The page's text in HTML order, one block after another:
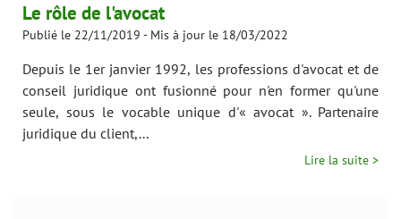
Le rôle de l'avocat
Publié le 22/11/2019 - Mis à jour le 18/03/2022
Depuis le 1er janvier 1992, les professions d'avocat et de
conseil juridique ont fusionné pour n'en former qu'une
seule, sous le vocable unique d'« avocat ». Partenaire
juridique du client,...
Lire la suite >